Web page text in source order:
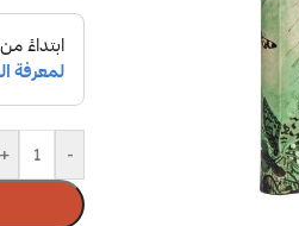
-
+